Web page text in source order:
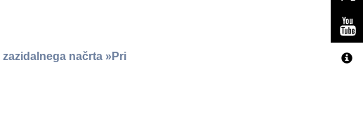
načrta »Pri